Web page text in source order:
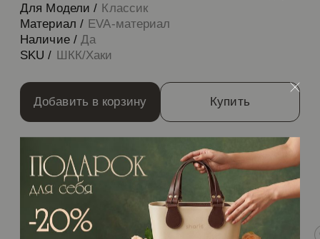
Для Модели / Классик
Материал / EVA-материал
Наличие /Да
SKU / ШКК/Хаки
Добавить в корзину Купить
/Рекомендуем